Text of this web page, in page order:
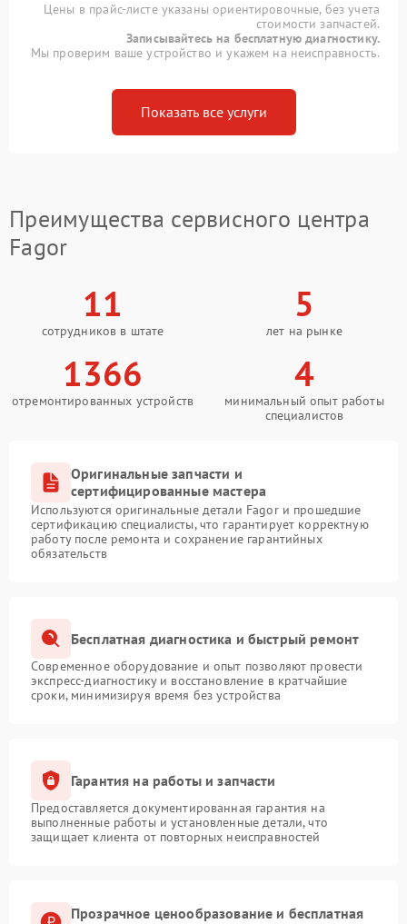
Цены в прайс-листе указаны ориентировочные, без учета
стоимости запчастей.
Записывайтесь на бесплатную диагностику.
Мы проверим ваше устройство и укажем на неисправность.
Показать все услуги
Преимущества сервисного центра
Fagor
11
сотрудников в штате
5
лет на рынке
1366
отремонтированных устройств
4
минимальный опыт работы
специалистов
Оригинальные запчасти и
сертифицированные мастера
Используются оригинальные детали Fagor и прошедшие
сертификацию специалисты, что гарантирует корректную
работу после ремонта и сохранение гарантийных
обязательств
Бесплатная диагностика и быстрый ремонт
Современное оборудование и опыт позволяют провести
экспресс-диагностику и восстановление в кратчайшие
сроки, минимизируя время без устройства
Гарантия на работы и запчасти
Предоставляется документированная гарантия на
выполненные работы и установленные детали, что
защищает клиента от повторных неисправностей
Прозрачное ценообразование и бесплатная